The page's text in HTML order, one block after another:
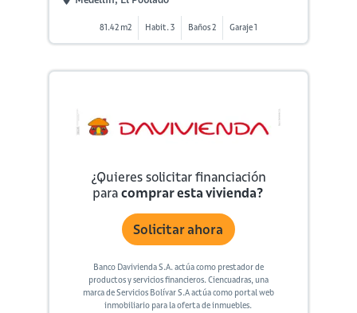
81.42 m2 Habit. 3 Baños 2 Garaje 1
¿Quieres solicitar financiación
paracomprar esta vivienda?
Solicitar ahora
Banco Davivienda S.A. actúa como prestador de
productos y servicios financieros. Ciencuadras, una
marca de Servicios Bolívar S.A actúa como portal web
inmobiliario para la oferta de inmuebles.